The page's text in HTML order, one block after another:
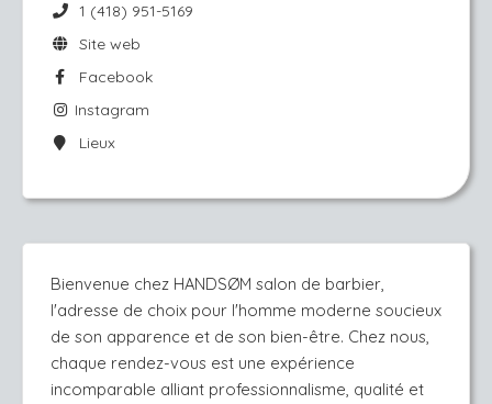
1 (418) 951-5169
Site web
Facebook
Instagram
Lieux
Bienvenue chez HANDSØM salon de barbier,
l'adresse de choix pour l'homme moderne soucieux
de son apparence et de son bien-être. Chez nous,
chaque rendez-vous est une expérience
incomparable alliant professionnalisme, qualité et